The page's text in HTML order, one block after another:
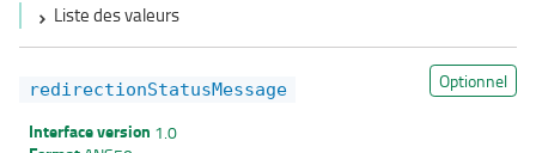
Liste des valeurs
redirectionStatusMessage Optionnel
Interface version 1.0